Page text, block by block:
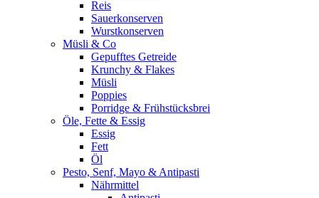
Reis
Sauerkonserven
Wurstkonserven
Müsli & Co
Gepufftes Getreide
Krunchy & Flakes
Müsli
Poppies
Porridge & Frühstücksbrei
Öle, Fette & Essig
Essig
Fett
Öl
Pesto, Senf, Mayo & Antipasti
Nährmittel